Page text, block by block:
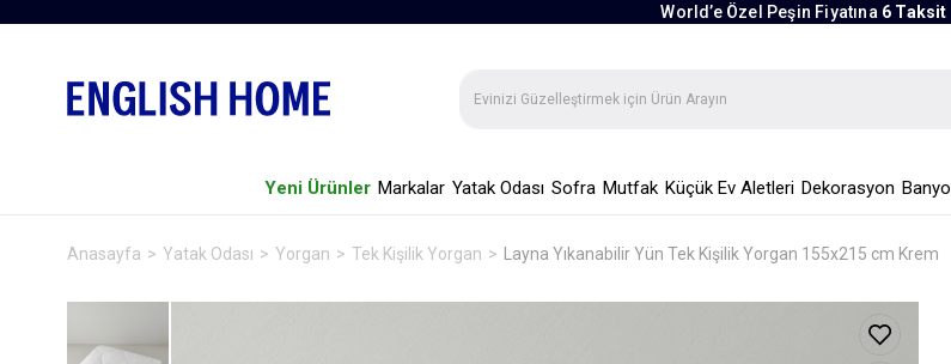
World’e Özel Peşin Fiyatına 6 Taksit
Yeni Ürünler Markalar Yatak Odası Sofra Mutfak Küçük Ev Aletleri Dekorasyon Banyo
Anasayfa Yatak Odası Yorgan Tek Kişilik Yorgan Layna Yıkanabilir Yün Tek Kişilik Yorgan 155x215 cm Krem